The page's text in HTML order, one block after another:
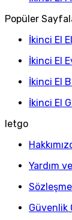
Popüler
İkinci El
İkinci El
İkinci El
İkinci El
letgo
Yardım
Güvenlik